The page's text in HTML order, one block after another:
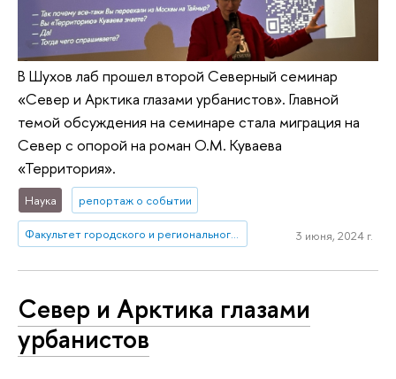
В Шухов лаб прошел второй Северный семинар
«Север и Арктика глазами урбанистов». Главной
темой обсуждения на семинаре стала миграция на
Север с опорой на роман О.М. Куваева
«Территория».
Наука репортаж о событии
Факультет городского и регионального развития 3 июня, 2024 г.
Север и Арктика глазами
урбанистов